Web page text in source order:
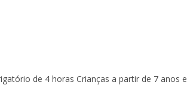
de 4 horas Crianças a partir de 7 anos e